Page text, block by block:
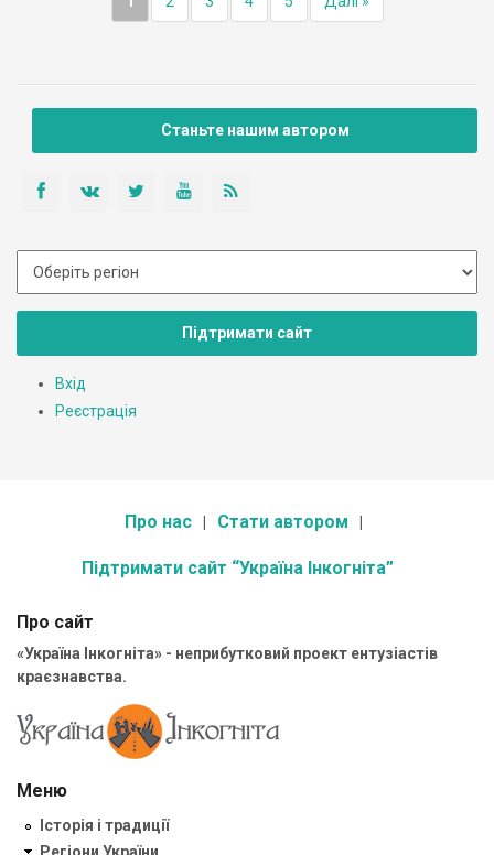
Станьте нашим автором
Підтримати сайт
Вхід
Реєстрація
Про нас Стати автором
Підтримати сайт “Україна Інкогніта”
Про сайт
«Україна Інкогніта» - неприбутковий проект ентузіастів
краєзнавства.
Меню
Історія і традиції